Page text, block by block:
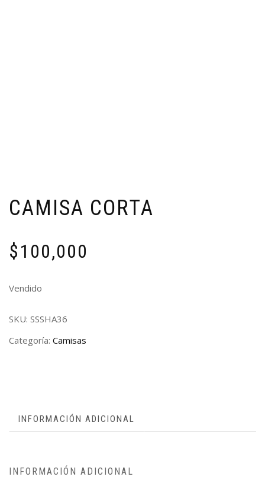
CAMISA CORTA
$100,000
Vendido
SKU: SSSHA36
Categoría: Camisas
INFORMACIÓN ADICIONAL
INFORMACIÓN ADICIONAL